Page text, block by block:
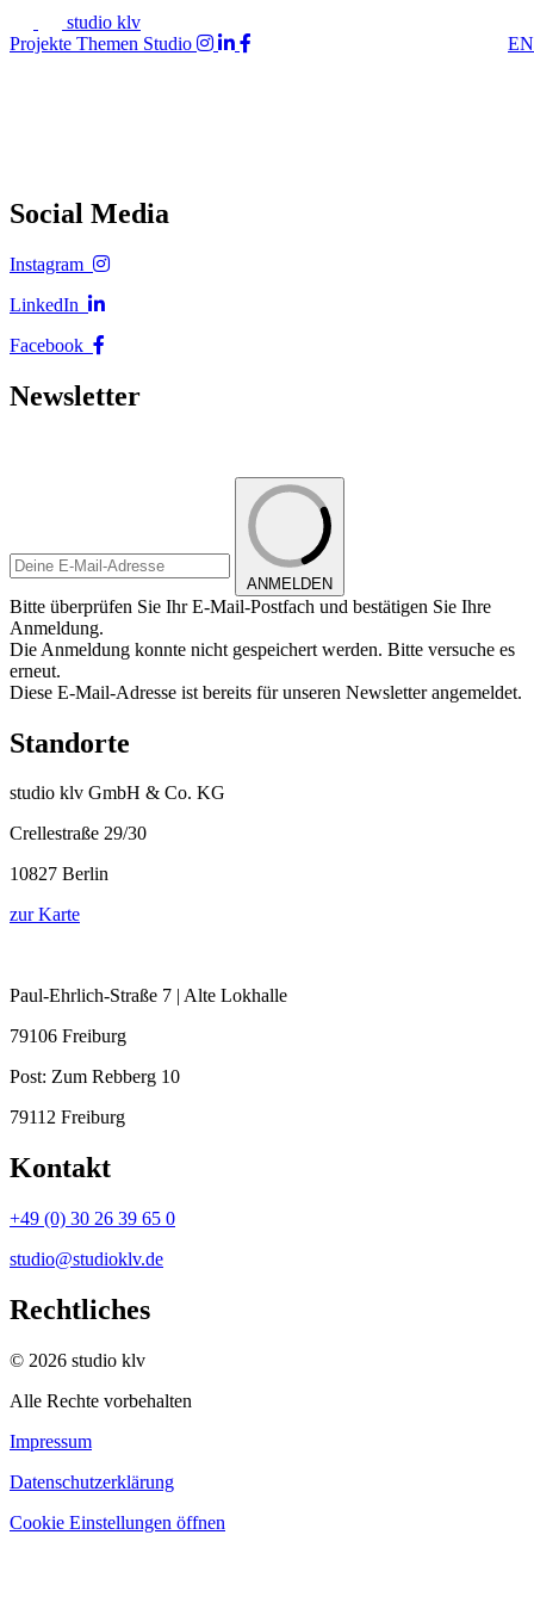
studio klv
Projekte Themen Studio EN
Social Media
Instagram
LinkedIn
Facebook
Newsletter
ANMELDEN
Bitte überprüfen Sie Ihr E-Mail-Postfach und bestätigen Sie Ihre
Anmeldung.
Die Anmeldung konnte nicht gespeichert werden. Bitte versuche es
erneut.
Diese E-Mail-Adresse ist bereits für unseren Newsletter angemeldet.
Standorte
studio klv GmbH & Co. KG
Crellestraße 29/30
10827 Berlin
zur Karte
Paul-Ehrlich-Straße 7 | Alte Lokhalle
79106 Freiburg
Post: Zum Rebberg 10
79112 Freiburg
Kontakt
+49 (0) 30 26 39 65 0
studio@studioklv.de
Rechtliches
© 2026 studio klv
Alle Rechte vorbehalten
Impressum
Datenschutzerklärung
Cookie Einstellungen öffnen